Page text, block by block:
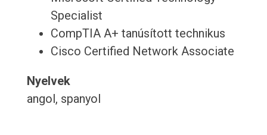
Specialist
CompTIA A+ tanúsított technikus
Cisco Certified Network Associate
Nyelvek
angol, spanyol